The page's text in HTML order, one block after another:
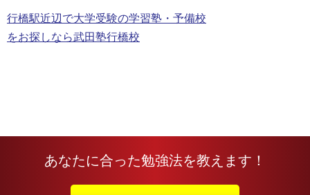
行橋駅近辺で大学受験の学習塾・予備校
をお探しなら武田塾行橋校
あなたに合った勉強法を教えます！